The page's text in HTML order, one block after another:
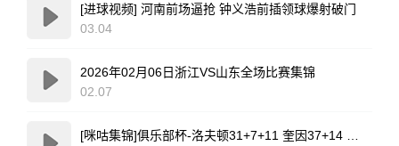
[进球视频] 河南前场逼抢 钟义浩前插领球爆射破门
03.04
2026年02月06日浙江VS山东全场比赛集锦
02.07